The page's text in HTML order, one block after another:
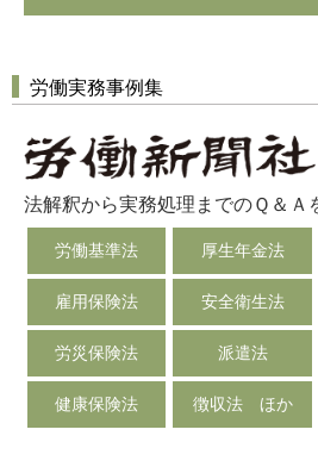
労働実務事例集
法解釈から実務処理までのＱ＆Ａ
労働基準法 厚生年金法
雇用保険法 安全衛生法
労災保険法 派遣法
健康保険法 徴収法 ほか